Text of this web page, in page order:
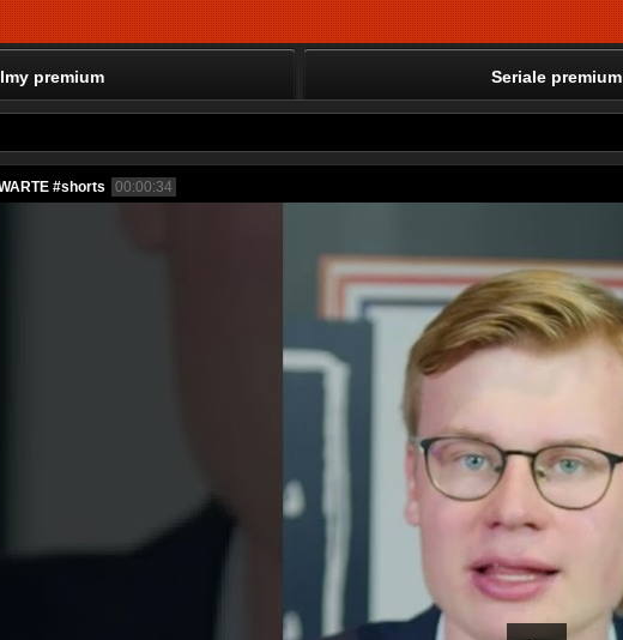
premium Seriale premium
#shorts 00:00:34